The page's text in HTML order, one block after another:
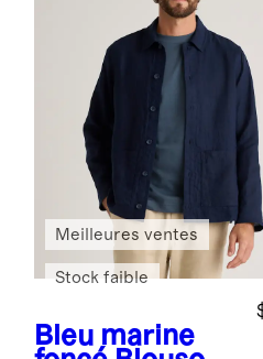
Bleu marine
Meilleures ventes
Stock faible